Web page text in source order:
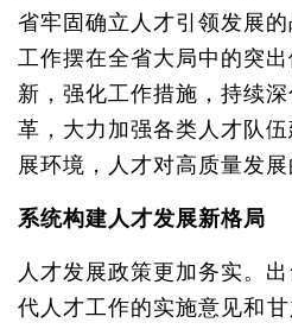
省牢固确立人才引领发展
工作摆在全省大局中的突
新，强化工作措施，持续
革，大力加强各类人才队
展环境，人才对高质量发
系统构建人才发展新格局
人才发展政策更加务实。
代人才工作的实施意见和